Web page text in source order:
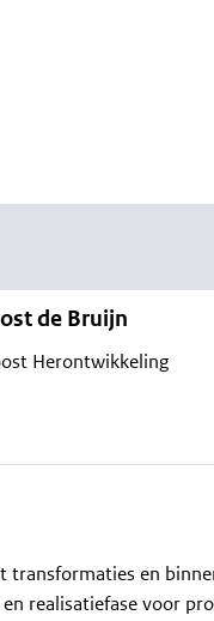
de Bruijn
Herontwikkeling
en
realisatiefase voor